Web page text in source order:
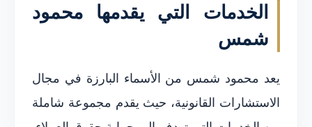
الخدمات التي يقدمها محمود
شمس
يعد محمود شمس من الأسماء البارزة في مجال
الاستشارات القانونية، حيث يقدم مجموعة شاملة